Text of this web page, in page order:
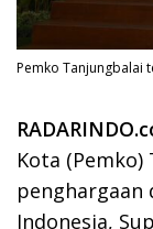
Pemko Tanjungbalai
Kota
penghargaan
Indonesia,